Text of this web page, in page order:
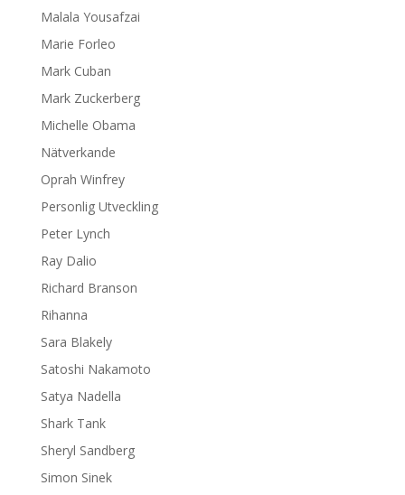
Malala Yousafzai
Marie Forleo
Mark Cuban
Mark Zuckerberg
Michelle Obama
Nätverkande
Oprah Winfrey
Personlig Utveckling
Peter Lynch
Ray Dalio
Richard Branson
Rihanna
Sara Blakely
Satoshi Nakamoto
Satya Nadella
Shark Tank
Sheryl Sandberg
Simon Sinek